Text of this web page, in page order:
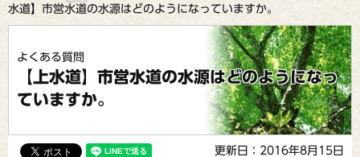
水道】市営水道の水源はどのようになっていますか。
よくある質問
【上水道】市営水道の水源はどのようになっ
ていますか。
更新日：2016年8月15日